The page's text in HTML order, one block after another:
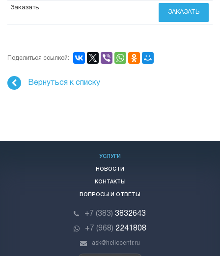
ЗАКАЗАТЬ
Поделиться ссылкой:
Вернуться к списку
УСЛУГИ
НОВОСТИ
КОНТАКТЫ
ВОПРОСЫ И ОТВЕТЫ
+7 (383) 3832643
+7 (968) 2241808
ask@hellocentr.ru